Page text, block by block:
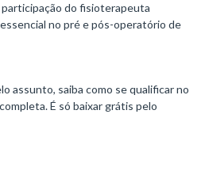
do fisioterapeuta
no pré e pós-operatório de
assunto, saiba como se qualificar no
É só baixar grátis pelo